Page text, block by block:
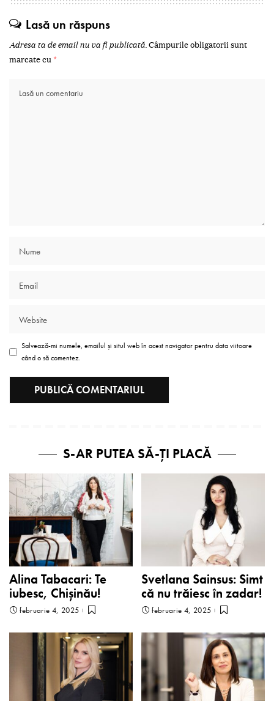
Lasă un răspuns
Adresa ta de email nu va fi publicată.Câmpurile obligatorii sunt
marcate cu *
Salvează-mi numele, emailul și situl web în acest navigator pentru data viitoare
când o să comentez.
S-AR PUTEA SĂ-ȚI PLACĂ
Alina Tabacari: Te
iubesc, Chișinău!
februarie 4, 2025
Svetlana Sainsus: Simt
că nu trăiesc în zadar!
februarie 4, 2025